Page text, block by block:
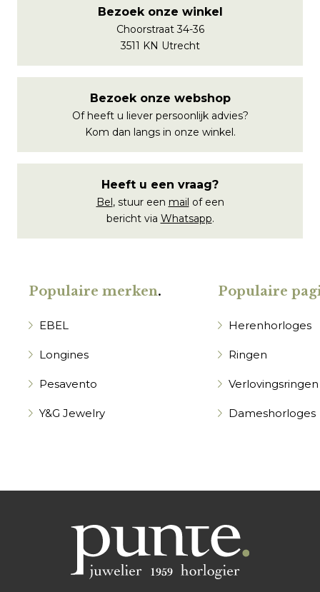
Bezoek onze winkel
Choorstraat 34-36
3511 KN Utrecht
Bezoek onze webshop
Of heeft u liever persoonlijk advies?
Kom dan langs in onze winkel.
Heeft u een vraag?
Bel, stuur een mail of een
bericht via Whatsapp.
Populaire merken.
EBEL
Longines
Pesavento
Y&G Jewelry
Populaire
Herenhorloges
Ringen
Verlovingsringen
Dameshorloges